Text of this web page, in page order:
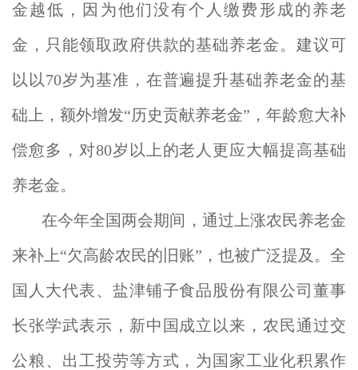
金越低，因为他们没有个人缴费形成的养老
金，只能领取政府供款的基础养老金。建议可
以以70岁为基准，在普遍提升基础养老金的基
础上，额外增发“历史贡献养老金”，年龄愈大补
偿愈多，对80岁以上的老人更应大幅提高基础
养老金。
在今年全国两会期间，通过上涨农民养老金
来补上“欠高龄农民的旧账”，也被广泛提及。全
国人大代表、盐津铺子食品股份有限公司董事
长张学武表示，新中国成立以来，农民通过交
公粮、出工投劳等方式，为国家工业化积累作